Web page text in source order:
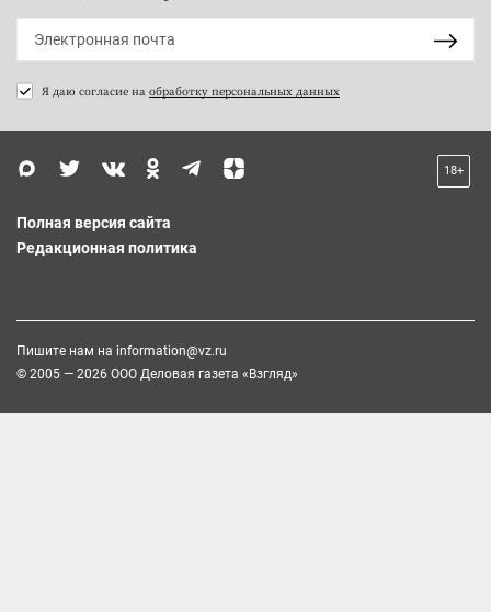
Я даю согласие на обработку персональных данных
18+
Полная версия сайта
Редакционная политика
Пишите нам на information@vz.ru
© 2005 — 2026 ООО Деловая газета «Взгляд»